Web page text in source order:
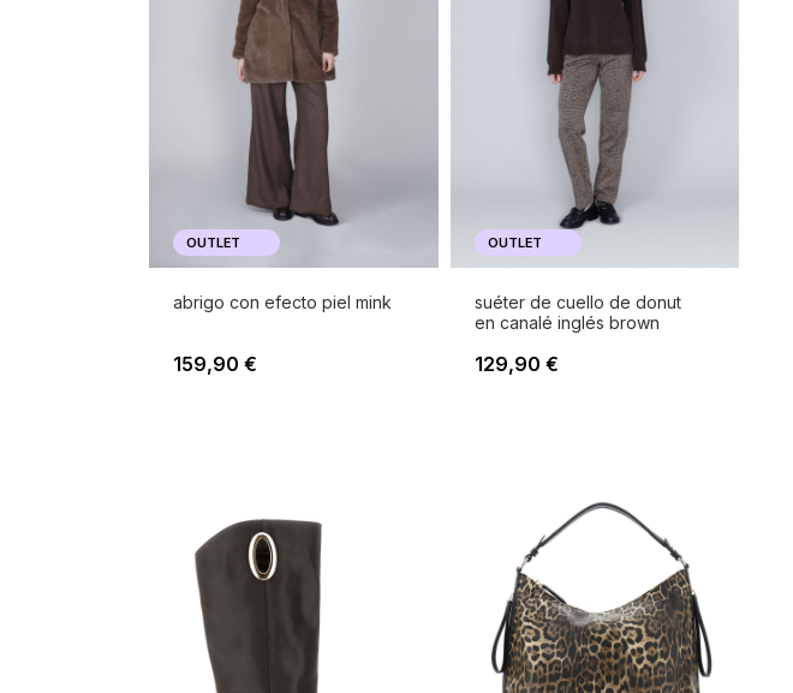
OUTLET
abrigo con efecto piel mink
159,90 €
OUTLET
suéter de cuello de donut
en canalé inglés brown
129,90 €